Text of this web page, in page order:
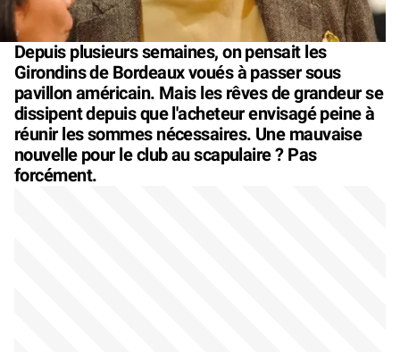
Depuis plusieurs semaines, on pensait les
Girondins de Bordeaux voués à passer sous
pavillon américain. Mais les rêves de grandeur se
dissipent depuis que l'acheteur envisagé peine à
réunir les sommes nécessaires. Une mauvaise
nouvelle pour le club au scapulaire ? Pas
forcément.